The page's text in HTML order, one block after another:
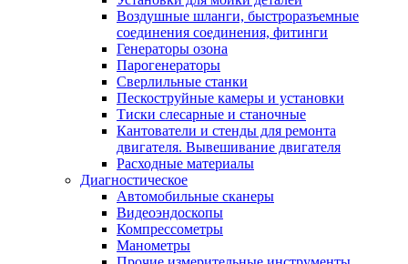
Воздушные шланги, быстроразъемные
соединения соединения, фитинги
Генераторы озона
Парогенераторы
Сверлильные станки
Пескоструйные камеры и установки
Тиски слесарные и станочные
Кантователи и стенды для ремонта
двигателя. Вывешивание двигателя
Расходные материалы
Диагностическое
Автомобильные сканеры
Видеоэндоскопы
Компрессометры
Манометры